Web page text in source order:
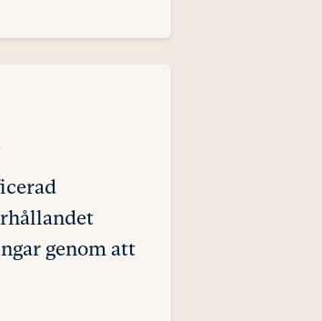
genom att